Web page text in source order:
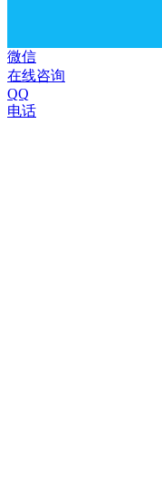
微信
在线咨询
QQ
电话